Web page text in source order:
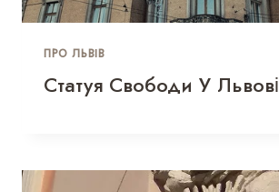
ПРО ЛЬВІВ
Статуя Свободи У Львові